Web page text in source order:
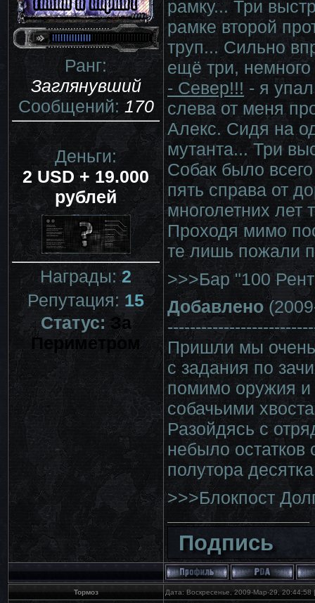
Ранг:
Заглянувший
Сообщений:170
Деньги:
2 USD + 19.000
рублей
Награды:2
Репутация:15
Статус:За
Периметром
рамку... Три
рамке второй
труп... Сильно
ещё три,
- Север!!!- я
слева от меня
Алекс. Сидя на
мутанта... Три
Собак было
пять справа от
многолетних лет
Проходя мимо
те лишь пожали
>>>Бар "100
Добавлено
Пришли мы очень
с задания по
помимо оружия и
собачьими
Разойдясь с
небыло остатков
полутора
>>>Блокпост
Подпись
Тормоз Дата: Воскресенье, 2009-Мар-29,